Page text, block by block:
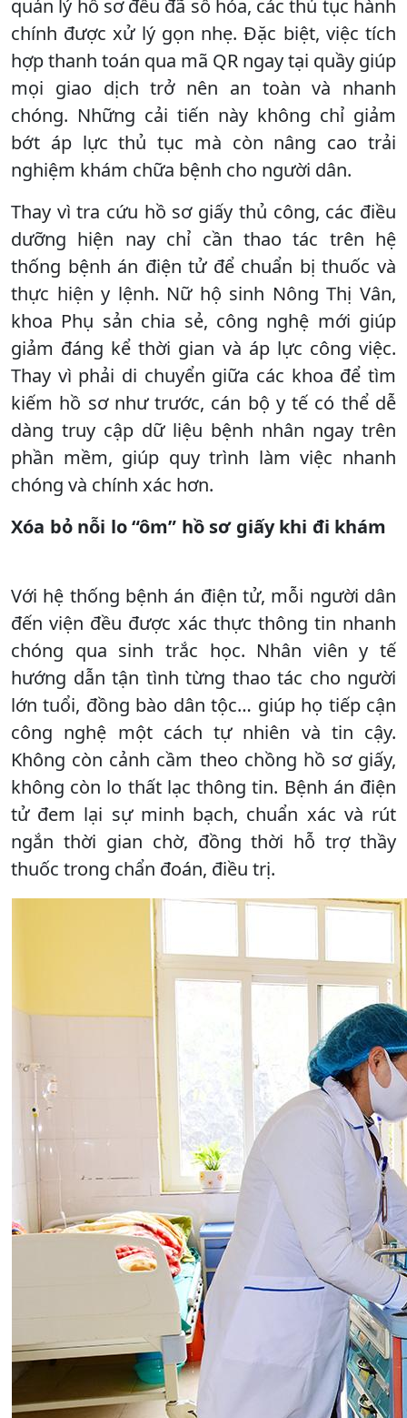
quản lý hồ sơ đều đã số hóa, các thủ tục hành
chính được xử lý gọn nhẹ. Đặc biệt, việc tích
hợp thanh toán qua mã QR ngay tại quầy giúp
mọi giao dịch trở nên an toàn và nhanh
chóng. Những cải tiến này không chỉ giảm
bớt áp lực thủ tục mà còn nâng cao trải
nghiệm khám chữa bệnh cho người dân.
Thay vì tra cứu hồ sơ giấy thủ công, các điều
dưỡng hiện nay chỉ cần thao tác trên hệ
thống bệnh án điện tử để chuẩn bị thuốc và
thực hiện y lệnh. Nữ hộ sinh Nông Thị Vân,
khoa Phụ sản chia sẻ, công nghệ mới giúp
giảm đáng kể thời gian và áp lực công việc.
Thay vì phải di chuyển giữa các khoa để tìm
kiếm hồ sơ như trước, cán bộ y tế có thể dễ
dàng truy cập dữ liệu bệnh nhân ngay trên
phần mềm, giúp quy trình làm việc nhanh
chóng và chính xác hơn.
Xóa bỏ nỗi lo “ôm” hồ sơ giấy khi đi khám
Với hệ thống bệnh án điện tử, mỗi người dân
đến viện đều được xác thực thông tin nhanh
chóng qua sinh trắc học. Nhân viên y tế
hướng dẫn tận tình từng thao tác cho người
lớn tuổi, đồng bào dân tộc… giúp họ tiếp cận
công nghệ một cách tự nhiên và tin cậy.
Không còn cảnh cầm theo chồng hồ sơ giấy,
không còn lo thất lạc thông tin. Bệnh án điện
tử đem lại sự minh bạch, chuẩn xác và rút
ngắn thời gian chờ, đồng thời hỗ trợ thầy
thuốc trong chẩn đoán, điều trị.